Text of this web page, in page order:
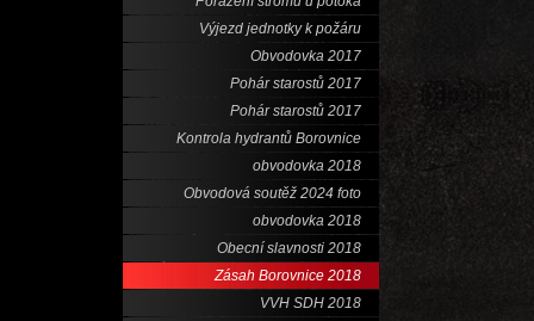
Výjezd jednotky k požáru
Obvodovka 2017
Pohár starostů 2017
Pohár starostů 2017
Kontrola hydrantů Borovnice
obvodovka 2018
Obvodová soutěž 2024 foto
obvodovka 2018
Obecní slavnosti 2018
Zásah Borovnice 2018
VVH SDH 2018